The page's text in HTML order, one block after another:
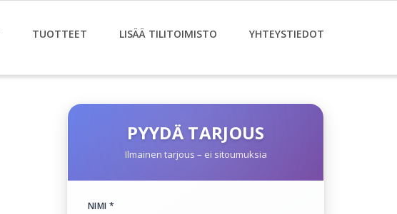
TUOTTEET LISÄÄ TILITOIMISTO YHTEYSTIEDOT
PYYDÄ TARJOUS
Ilmainen tarjous – ei sitoumuksia
NIMI *